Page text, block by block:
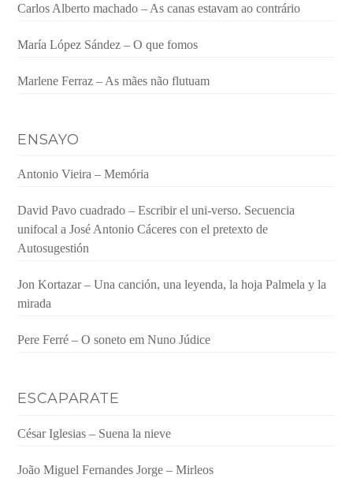
Carlos Alberto machado – As canas estavam ao contrário
María López Sández – O que fomos
Marlene Ferraz – As mães não flutuam
ENSAYO
Antonio Vieira – Memória
David Pavo cuadrado – Escribir el uni-verso. Secuencia
unifocal a José Antonio Cáceres con el pretexto de
Autosugestión
Jon Kortazar – Una canción, una leyenda, la hoja Palmela y la
mirada
Pere Ferré – O soneto em Nuno Júdice
ESCAPARATE
César Iglesias – Suena la nieve
João Miguel Fernandes Jorge – Mirleos